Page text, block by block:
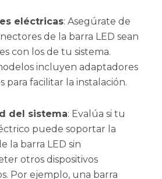
eléctricas: Asegúrate de
de la barra LED sean
con los de tu sistema.
incluyen adaptadores
para facilitar la instalación.
del sistema: Evalúa si tu
puede soportar la
la barra LED sin
otros dispositivos
Por ejemplo, una barra